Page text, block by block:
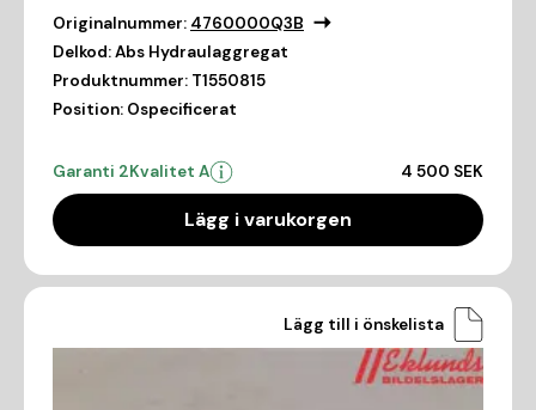
Originalnummer: 4760000Q3B
Delkod:Abs Hydraulaggregat
Produktnummer: T1550815
Position: Ospecificerat
Garanti 2Kvalitet A 4 500 SEK
Lägg i varukorgen
Lägg till i önskelista